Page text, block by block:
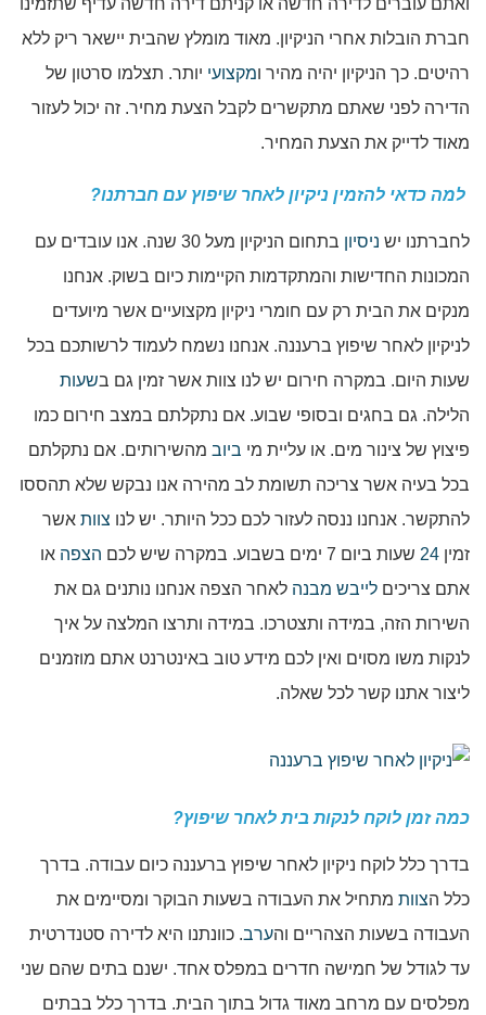
ואתם עוברים לדירה חדשה או קניתם דירה חדשה עדיף שתזמינו
חברת הובלות אחרי הניקיון. מאוד מומלץ שהבית יישאר ריק ללא
רהיטים. כך הניקיון יהיה מהיר ומקצועי יותר. תצלמו סרטון של
הדירה לפני שאתם מתקשרים לקבל הצעת מחיר. זה יכול לעזור
מאוד לדייק את הצעת המחיר.
למה כדאי להזמין ניקיון לאחר שיפוץ עם חברתנו?
לחברתנו יש ניסיון
בתחום הניקיון מעל 30 שנה. אנו עובדים עם
המכונות החדישות והמתקדמות הקיימות כיום בשוק. אנחנו
מנקים את הבית רק עם חומרי ניקיון מקצועיים אשר מיועדים
לניקיון לאחר שיפוץ ברעננה. אנחנו נשמח לעמוד לרשותכם בכל
שעות היום. במקרה חירום יש לנו צוות אשר זמין גם בשעות
הלילה. גם בחגים ובסופי שבוע. אם נתקלתם במצב חירום כמו
פיצוץ של צינור מים. או עליית מי ביוב מהשירותים. אם נתקלתם
בכל בעיה אשר צריכה תשומת לב מהירה אנו נבקש שלא תהססו
להתקשר. אנחנו ננסה לעזור לכם ככל היותר. יש לנו צוות אשר
זמין 24 שעות ביום 7 ימים בשבוע. במקרה שיש לכם הצפה או
אתם צריכים לייבש מבנה לאחר הצפה אנחנו נותנים גם את
השירות הזה, במידה ותצטרכו. במידה ותרצו המלצה על איך
לנקות משו מסוים ואין לכם מידע טוב באינטרנט אתם מוזמנים
ליצור אתנו קשר לכל שאלה.
כמה זמן לוקח לנקות בית לאחר שיפוץ?
בדרך כלל לוקח ניקיון לאחר שיפוץ ברעננה כיום עבודה. בדרך
כלל הצוות מתחיל את העבודה בשעות הבוקר ומסיימים את
העבודה בשעות הצהריים והערב. כוונתנו היא לדירה סטנדרטית
עד לגודל של חמישה חדרים במפלס אחד. ישנם בתים שהם שני
מפלסים עם מרחב מאוד גדול בתוך הבית. בדרך כלל בבתים